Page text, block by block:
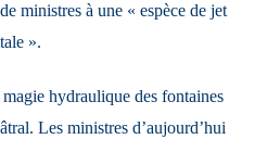
ministres à une « espèce de jet
».
magie hydraulique des fontaines
Les ministres d’aujourd’hui